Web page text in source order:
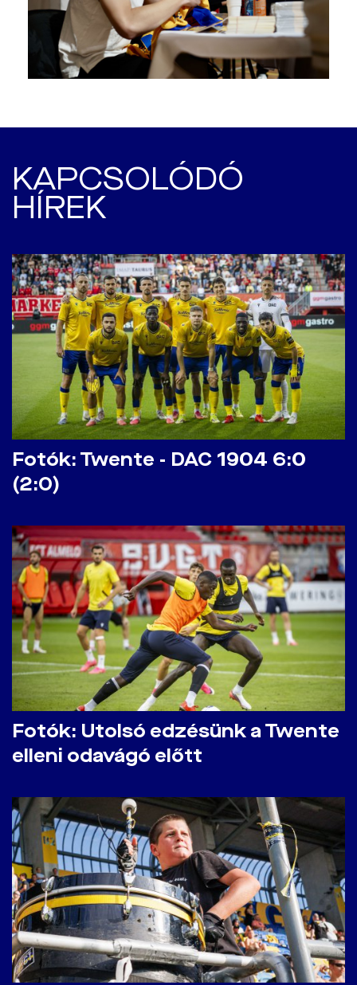
KAPCSOLÓDÓ
HÍREK
Fotók: Twente - DAC 1904 6:0
(2:0)
Fotók: Utolsó edzésünk a Twente
elleni odavágó előtt